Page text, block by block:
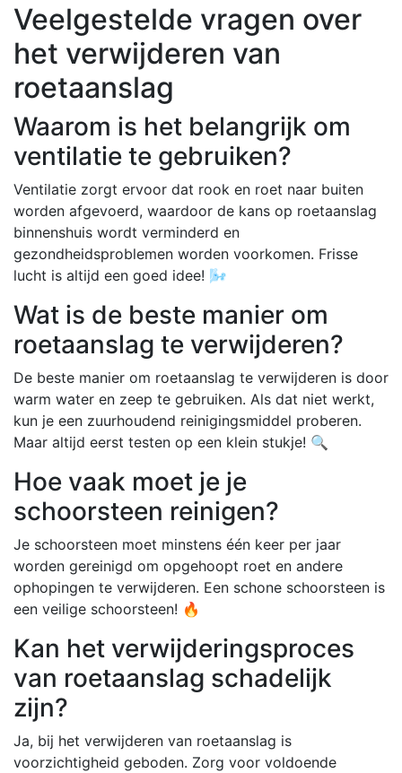
Veelgestelde vragen over
het verwijderen van
roetaanslag
Waarom is het belangrijk om
ventilatie te gebruiken?
Ventilatie zorgt ervoor dat rook en roet naar buiten
worden afgevoerd, waardoor de kans op roetaanslag
binnenshuis wordt verminderd en
gezondheidsproblemen worden voorkomen. Frisse
lucht is altijd een goed idee! 🌬️
Wat is de beste manier om
roetaanslag te verwijderen?
De beste manier om roetaanslag te verwijderen is door
warm water en zeep te gebruiken. Als dat niet werkt,
kun je een zuurhoudend reinigingsmiddel proberen.
Maar altijd eerst testen op een klein stukje! 🔍
Hoe vaak moet je je
schoorsteen reinigen?
Je schoorsteen moet minstens één keer per jaar
worden gereinigd om opgehoopt roet en andere
ophopingen te verwijderen. Een schone schoorsteen is
een veilige schoorsteen! 🔥
Kan het verwijderingsproces
van roetaanslag schadelijk
zijn?
Ja, bij het verwijderen van roetaanslag is
voorzichtigheid geboden. Zorg voor voldoende